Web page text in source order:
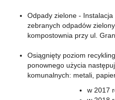
Odpady zielone -
zebranych odpadów
kompostownia przy ul.
Osiągnięty poziom
ponownego użycia
komunalnych: metali,
w 2017